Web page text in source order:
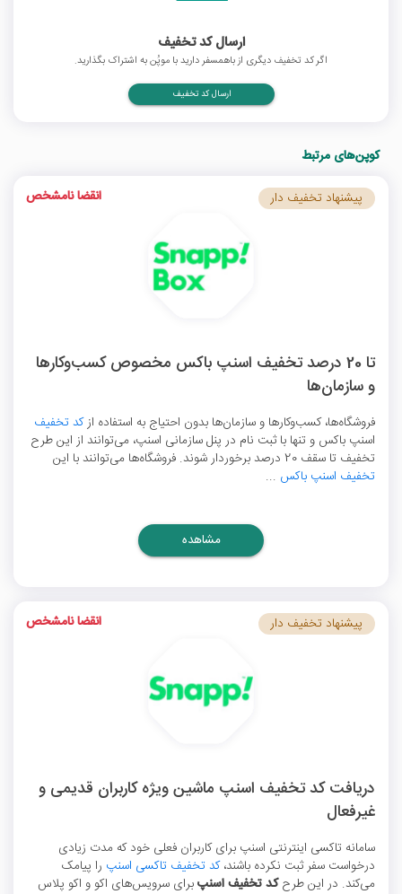
ارسال کد تخفیف
اگر کد تخفیف دیگری از باهمسفر دارید با موپُن به اشتراک بگذارید.
ارسال کد تخفیف
کوپن‌های مرتبط
تا 20 درصد تخفیف اسنپ باکس مخصوص کسب‌وکارها
و سازمان‌ها
فروشگاه‌ها، کسب‌وکارها و سازمان‌ها بدون احتیاج به استفاده ازکد تخفیف
اسنپ باکس و تنها با ثبت نام در پنل سازمانی اسنپ، می‌توانند از این طرح
تخفیف تا سقف 20 درصد برخوردار شوند. فروشگاه‌ها می‌توانند با این
تخفیف اسنپ باکس ...
پیشنهاد تخفیف دار انقضا نامشخص
مشاهده
دریافت کد تخفیف اسنپ ماشین ویژه کاربران قدیمی و
غیرفعال
سامانه تاکسی اینترنتی اسنپ برای کاربران فعلی خود که مدت زیادی
درخواست سفر ثبت نکرده باشند،کد تخفیف تاکسی اسنپ را پیامک
می‌کند. در این طرحکد تخفیف اسنپبرای سرویس‌های اکو و اکو پلاس
پیشنهاد تخفیف دار انقضا نامشخص